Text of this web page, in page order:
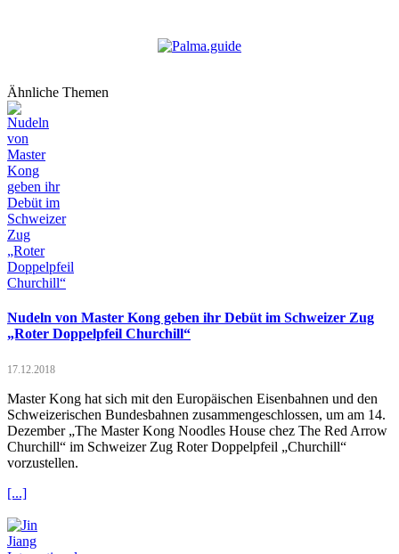
Ähnliche Themen
Nudeln von Master Kong geben ihr Debüt im Schweizer Zug
„Roter Doppelpfeil Churchill“
17.12.2018
Master Kong hat sich mit den Europäischen Eisenbahnen und den
Schweizerischen Bundesbahnen zusammengeschlossen, um am 14.
Dezember „The Master Kong Noodles House chez The Red Arrow
Churchill“ im Schweizer Zug Roter Doppelpfeil „Churchill“
vorzustellen.
[...]